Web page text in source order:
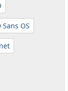
Sans OS